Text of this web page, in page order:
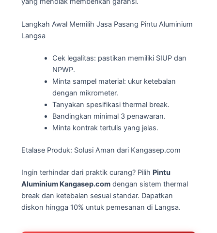
Langkah Awal Memilih Jasa Pasang Pintu Aluminium
Langsa
Cek legalitas: pastikan memiliki SIUP dan
NPWP.
Minta sampel material: ukur ketebalan
dengan mikrometer.
Tanyakan spesifikasi thermal break.
Bandingkan minimal 3 penawaran.
Minta kontrak tertulis yang jelas.
Etalase Produk: Solusi Aman dari Kangasep.com
Ingin terhindar dari praktik curang? Pilih Pintu
Aluminium Kangasep.com dengan sistem thermal
break dan ketebalan sesuai standar. Dapatkan
diskon hingga 10% untuk pemesanan di Langsa.